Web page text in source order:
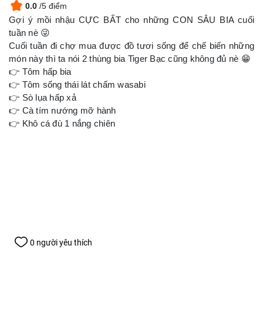
0.0 /5 điểm
Gợi ý mồi nhậu CỰC BẤT cho những CON SÂU BIA cuối
tuần nè 😜
Cuối tuần đi chợ mua được đồ tươi sống để chế biến những
món này thì ta nói 2 thùng bia Tiger Bạc cũng không đủ nè 😁
👉 Tôm hấp bia
👉 Tôm sống thái lát chấm wasabi
👉 Sò lụa hấp xả
👉 Cà tím nướng mỡ hành
👉 Khô cá đù 1 nắng chiên
0 người yêu thích